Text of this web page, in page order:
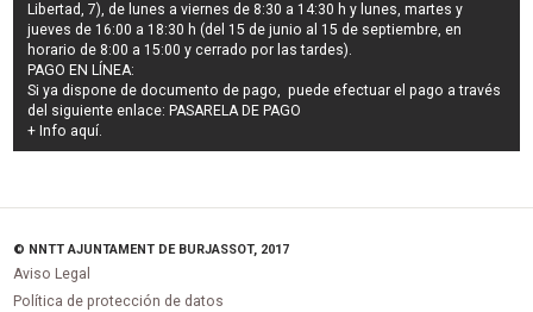
Libertad, 7), de lunes a viernes de 8:30 a 14:30 h y lunes, martes y
jueves de 16:00 a 18:30 h (del 15 de junio al 15 de septiembre, en
horario de 8:00 a 15:00 y cerrado por las tardes).
PAGO EN LÍNEA:
Si ya dispone de documento de pago, puede efectuar el pago a través
del siguiente enlace: PASARELA DE PAGO
+ Info aquí.
© NNTT AJUNTAMENT DE BURJASSOT, 2017
Aviso Legal
Política de protección de datos